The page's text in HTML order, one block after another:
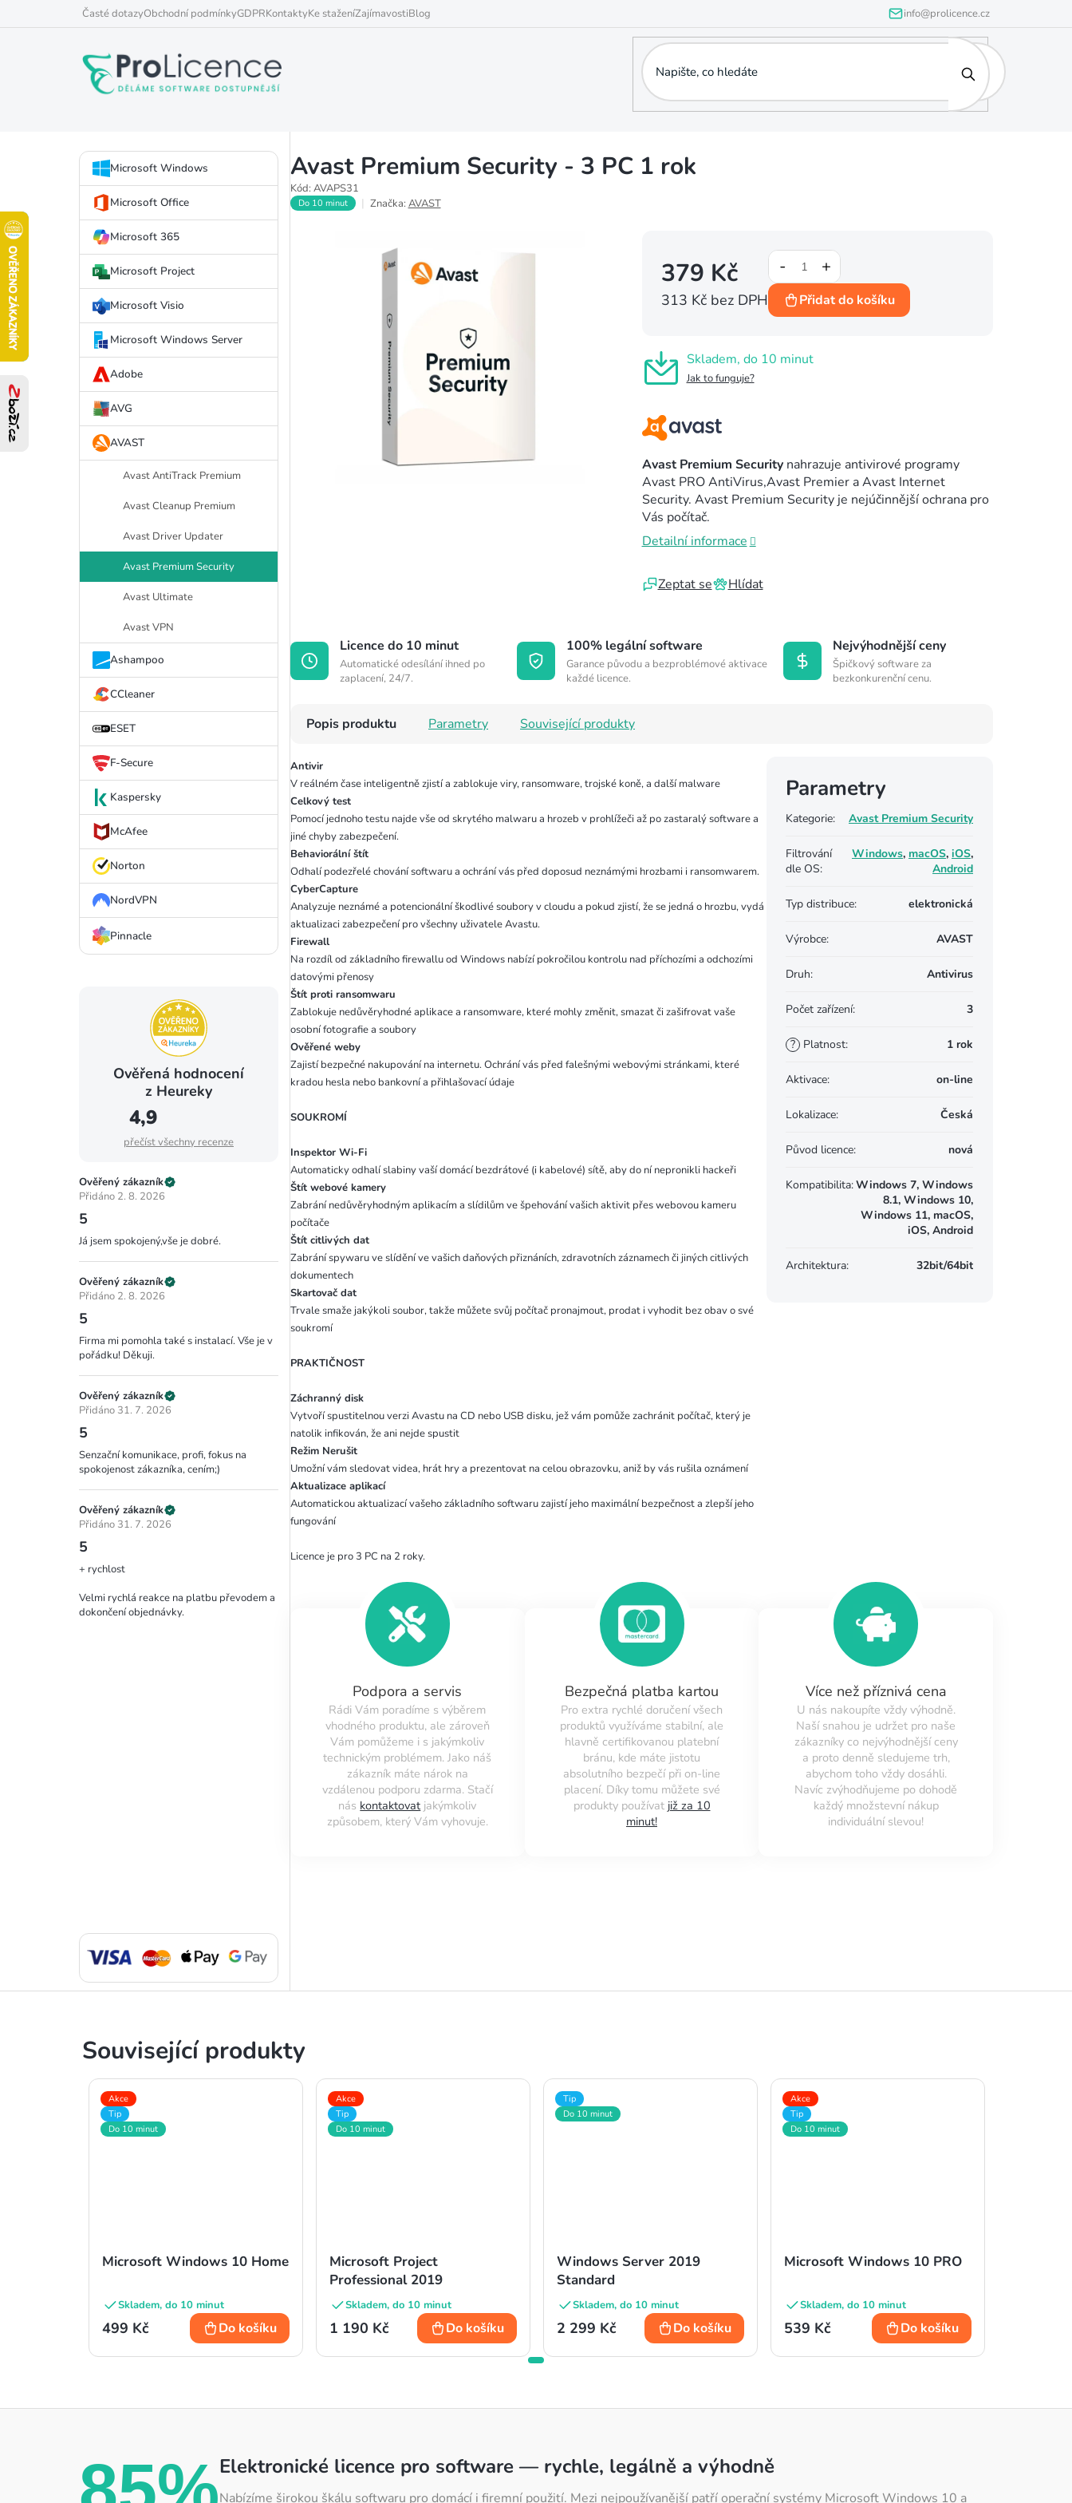
na
info@prolicence.cz
Časté dotazyObchodní podmínkyGDPRKontaktyKe staženíZajímavostiBlog
P
r
a
n
n
n
Přeskočit
kategorie
Microsoft Windows
Microsoft Office
Microsoft 365
Microsoft Project
Microsoft Visio
Microsoft Windows Server
Adobe
AVG
AVAST
Avast AntiTrack Premium
Avast Cleanup Premium
Avast Driver Updater
Avast Premium Security
Avast Ultimate
Avast VPN
Ashampoo
CCleaner
ESET
F-Secure
Kaspersky
McAfee
Norton
NordVPN
Pinnacle
Ověřená hodnocení
z Heureky
4,9
přečíst všechny recenze
Ověřený zákazník
Přidáno 2. 8. 2026
5
Já jsem spokojený,vše je dobré.
Ověřený zákazník
Přidáno 2. 8. 2026
5
Firma mi pomohla také s instalací. Vše je v
pořádku! Děkuji.
Ověřený zákazník
Přidáno 31. 7. 2026
5
Senzační komunikace, profi, fokus na
spokojenost zákazníka, cením;)
Ověřený zákazník
Přidáno 31. 7. 2026
5
+ rychlost
Velmi rychlá reakce na platbu převodem a
dokončení objednávky.
Avast Premium Security - 3 PC 1 rok
Kód: AVAPS31
Do 10 minut Značka: AVAST
Skladem, do 10 minut
Jak to funguje?
Avast Premium Securitynahrazuje antivirové programy
Avast PRO AntiVirus,Avast Premier a Avast Internet
Security. Avast Premium Security je nejúčinnější ochrana pro
Vás počítač.
Detailní informace
Zeptat se Hlídat
379 Kč
313 Kč bez DPH Přidat do košíku
Licence do 10 minut
Automatické odesílání ihned po
zaplacení, 24/7.
100% legální software
Garance původu a bezproblémové aktivace
každé licence.
Nejvýhodnější ceny
Špičkový software za
bezkonkurenční cenu.
Popis produktu Parametry Související produkty
Antivir
V reálném čase inteligentně zjistí a zablokuje viry, ransomware, trojské koně, a další malware
Celkový test
Pomocí jednoho testu najde vše od skrytého malwaru a hrozeb v prohlížeči až po zastaralý software a
jiné chyby zabezpečení.
Behaviorální štít
Odhalí podezřelé chování softwaru a ochrání vás před doposud neznámými hrozbami i ransomwarem.
CyberCapture
Analyzuje neznámé a potencionální škodlivé soubory v cloudu a pokud zjistí, že se jedná o hrozbu, vydá
aktualizaci zabezpečení pro všechny uživatele Avastu.
Firewall
Na rozdíl od základního firewallu od Windows nabízí pokročilou kontrolu nad příchozími a odchozími
datovými přenosy
Štít proti ransomwaru
Zablokuje nedůvěryhodné aplikace a ransomware, které mohly změnit, smazat či zašifrovat vaše
osobní fotografie a soubory
Ověřené weby
Zajistí bezpečné nakupování na internetu. Ochrání vás před falešnými webovými stránkami, které
kradou hesla nebo bankovní a přihlašovací údaje
SOUKROMÍ
Inspektor Wi-Fi
Automaticky odhalí slabiny vaší domácí bezdrátové (i kabelové) sítě, aby do ní nepronikli hackeři
Štít webové kamery
Zabrání nedůvěryhodným aplikacím a slídilům ve špehování vašich aktivit přes webovou kameru
počítače
Štít citlivých dat
Zabrání spywaru ve slídění ve vašich daňových přiznáních, zdravotních záznamech či jiných citlivých
dokumentech
Skartovač dat
Trvale smaže jakýkoli soubor, takže můžete svůj počítač pronajmout, prodat i vyhodit bez obav o své
soukromí
PRAKTIČNOST
Záchranný disk
Vytvoří spustitelnou verzi Avastu na CD nebo USB disku, jež vám pomůže zachránit počítač, který je
natolik infikován, že ani nejde spustit
Režim Nerušit
Umožní vám sledovat videa, hrát hry a prezentovat na celou obrazovku, aniž by vás rušila oznámení
Aktualizace aplikací
Automatickou aktualizací vašeho základního softwaru zajistí jeho maximální bezpečnost a zlepší jeho
fungování
Licence je pro 3 PC na 2 roky.
Parametry
Kategorie: Avast Premium Security
Filtrování
dle OS:
Windows, macOS, iOS,
Android
Typ distribuce: elektronická
Výrobce: AVAST
Druh: Antivirus
Počet zařízení: 3
? Platnost: 1 rok
Aktivace: on-line
Lokalizace: Česká
Původ licence: nová
Kompatibilita:Windows 7, Windows
8.1, Windows 10,
Windows 11, macOS,
iOS, Android
Architektura: 32bit/64bit
Podpora a servis
Rádi Vám poradíme s výběrem
vhodného produktu, ale zároveň
Vám pomůžeme i s jakýmkoliv
technickým problémem. Jako náš
zákazník máte nárok na
vzdálenou podporu zdarma. Stačí
nás kontaktovat jakýmkoliv
způsobem, který Vám vyhovuje.
Bezpečná platba kartou
Pro extra rychlé doručení všech
produktů využíváme stabilní, ale
hlavně certifikovanou platební
bránu, kde máte jistotu
absolutního bezpečí při on-line
placení. Díky tomu můžete své
produkty používat již za 10
minut!
Více než příznivá cena
U nás nakoupíte vždy výhodně.
Naší snahou je udržet pro naše
zákazníky co nejvýhodnější ceny
a proto denně sledujeme trh,
abychom toho vždy dosáhli.
Navíc zvýhodňujeme po dohodě
každý množstevní nákup
individuální slevou!
Související produkty
Akce
Tip
Do 10 minut
Microsoft Windows 10 Home
Skladem, do 10 minut
499 Kč Do košíku
Akce
Tip
Do 10 minut
Microsoft Project
Professional 2019
Skladem, do 10 minut
1 190 Kč Do košíku
Tip
Do 10 minut
Windows Server 2019
Standard
Skladem, do 10 minut
2 299 Kč Do košíku
Akce
Tip
Do 10 minut
Microsoft Windows 10 PRO
Skladem, do 10 minut
539 Kč Do košíku
Elektronické licence pro software — rychle, legálně a výhodně
Nabízíme širokou škálu softwaru pro domácí i firemní použití. Mezi nejpoužívanější patří operační systémy Microsoft Windows 10 a